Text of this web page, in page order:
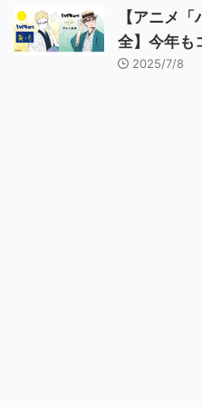
【アニメ
全】今年も
2025/7/8